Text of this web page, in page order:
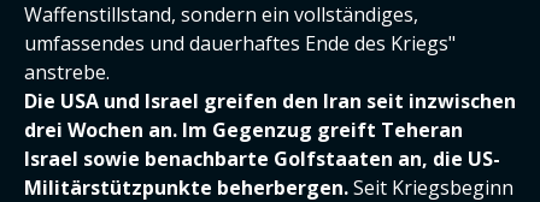
Waffenstillstand, sondern ein vollständiges,
umfassendes und dauerhaftes Ende des Kriegs"
anstrebe.
Die USA und Israel greifen den Iran seit inzwischen
drei Wochen an. Im Gegenzug greift Teheran
Israel sowie benachbarte Golfstaaten an, die US-
Militärstützpunkte beherbergen.Seit Kriegsbeginn